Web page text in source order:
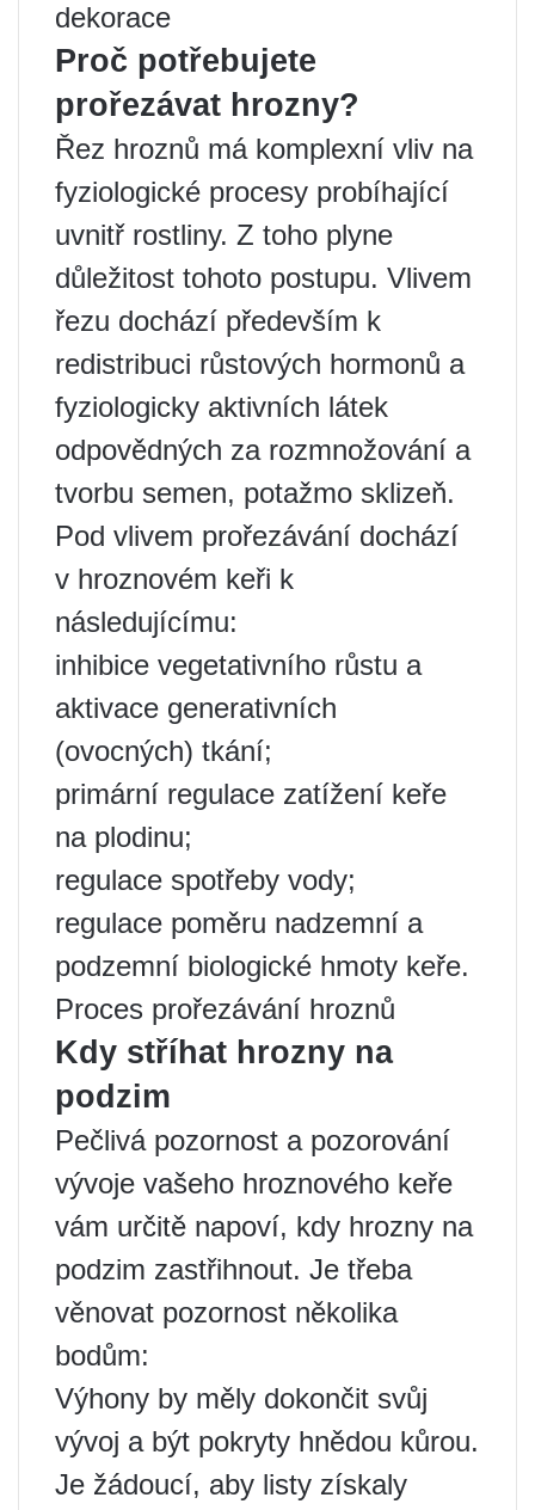
dekorace
Proč potřebujete
prořezávat hrozny?
Řez hroznů má komplexní vliv na
fyziologické procesy probíhající
uvnitř rostliny. Z toho plyne
důležitost tohoto postupu. Vlivem
řezu dochází především k
redistribuci růstových hormonů a
fyziologicky aktivních látek
odpovědných za rozmnožování a
tvorbu semen, potažmo sklizeň.
Pod vlivem prořezávání dochází
v hroznovém keři k
následujícímu:
inhibice vegetativního růstu a
aktivace generativních
(ovocných) tkání;
primární regulace zatížení keře
na plodinu;
regulace spotřeby vody;
regulace poměru nadzemní a
podzemní biologické hmoty keře.
Proces prořezávání hroznů
Kdy stříhat hrozny na
podzim
Pečlivá pozornost a pozorování
vývoje vašeho hroznového keře
vám určitě napoví, kdy hrozny na
podzim zastřihnout. Je třeba
věnovat pozornost několika
bodům:
Výhony by měly dokončit svůj
vývoj a být pokryty hnědou kůrou.
Je žádoucí, aby listy získaly